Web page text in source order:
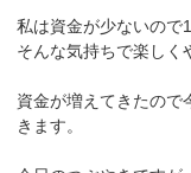
私は資金が少ないので
そんな気持ちで楽しく
資金が増えてきたので
きます。